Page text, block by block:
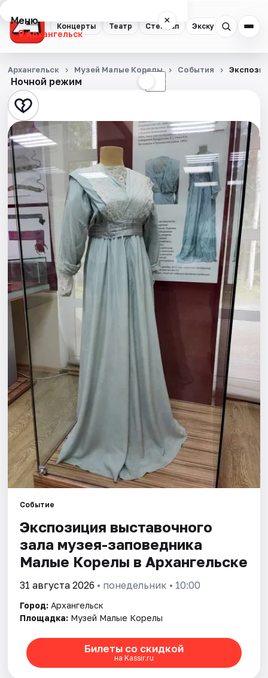
Концерты Театр Стендап Экскурсии
Меню ×
Архангельск
Концерты
Театр
Стендап
Экскурсии
Спорт
События
Города
Площадки
Артисты
Рейтинги
Ночной режим ☾
Архангельск Музей Малые Корелы События
Событие
Экспозиция выставочного
зала музея-заповедника
Малые Корелы в Архангельске
31 августа 2026 • понедельник • 10:00
Город: Архангельск
Площадка: Музей Малые Корелы
Билеты со скидкой
на Kassir.ru